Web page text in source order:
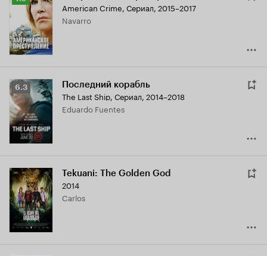
Кинопоиска
American Crime, Сериал, 2015–2017
Navarro
Рейтинг
Кинопоиска
6.3
6.3 Последний корабль
The Last Ship, Сериал, 2014–2018
Eduardo Fuentes
Tekuani: The Golden God
2014
Carlos